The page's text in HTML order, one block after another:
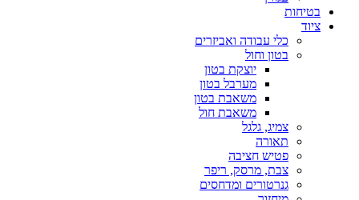
בטיחות
ציוד
כלי עבודה ואביזרים
בטון וחול
יוצקת בטון
מערבל בטון
משאבת בטון
משאבת חול
צמיג, גלגל
תאורה
פטיש חציבה
צבת, מרסק, ריפר
גנרטורים ומדחסים